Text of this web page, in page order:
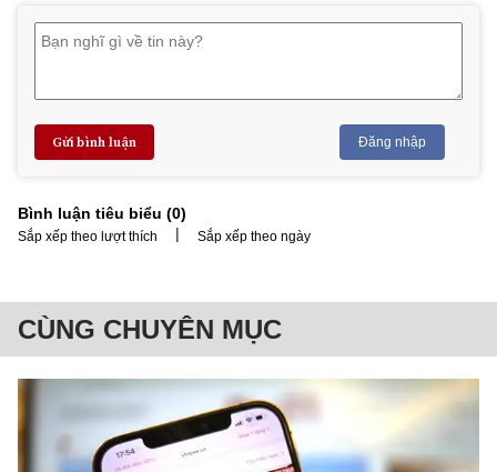
Gửi bình luận Đăng nhập
Bình luận tiêu biểu (0)
Sắp xếp theo lượt thích | Sắp xếp theo ngày
CÙNG CHUYÊN MỤC